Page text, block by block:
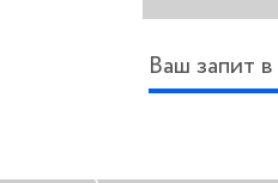
Ваш запит